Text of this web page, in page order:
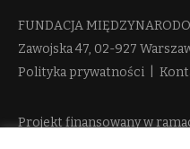
FUNDACJA
Zawojska 47, 02-927
Polityka prywatności
Projekt finansowany w